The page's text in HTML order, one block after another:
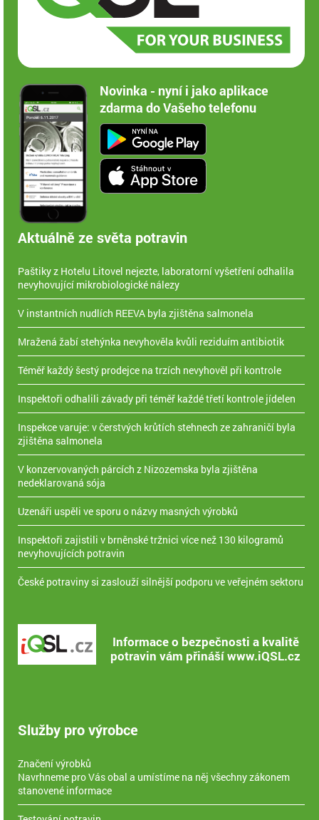
Novinka - nyní i jako aplikace
zdarma do Vašeho telefonu
Aktuálně ze světa potravin
Paštiky z Hotelu Litovel nejezte, laboratorní vyšetření odhalila
nevyhovující mikrobiologické nálezy
V instantních nudlích REEVA byla zjištěna salmonela
Mražená žabí stehýnka nevyhověla kvůli reziduím antibiotik
Téměř každý šestý prodejce na trzích nevyhověl při kontrole
Inspektoři odhalili závady při téměř každé třetí kontrole jídelen
Inspekce varuje: v čerstvých krůtích stehnech ze zahraničí byla
zjištěna salmonela
V konzervovaných párcích z Nizozemska byla zjištěna
nedeklarovaná sója
Uzenáři uspěli ve sporu o názvy masných výrobků
Inspektoři zajistili v brněnské tržnici více než 130 kilogramů
nevyhovujících potravin
České potraviny si zaslouží silnější podporu ve veřejném sektoru
Informace o bezpečnosti a kvalitě
potravin vám přináší www.iQSL.cz
Služby pro výrobce
Značení výrobků
Navrhneme pro Vás obal a umístíme na něj všechny zákonem
stanovené informace